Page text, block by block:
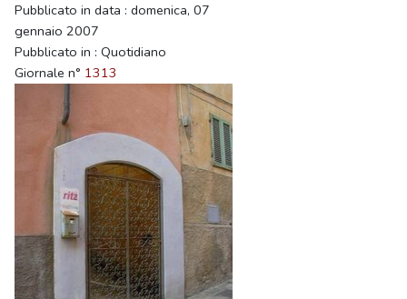
Pubblicato in data : domenica, 07
gennaio 2007
Pubblicato in : Quotidiano
Giornale n° 1313